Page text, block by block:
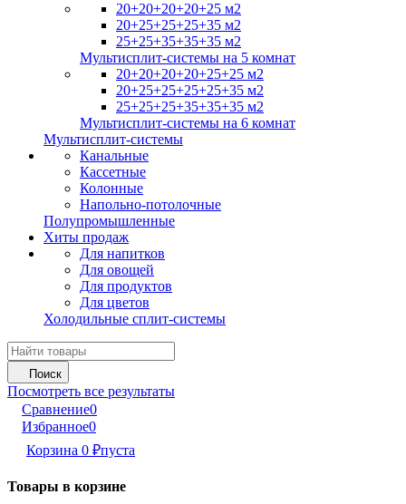
20+20+20+20+25 м2
20+25+25+25+35 м2
25+25+35+35+35 м2
Мультисплит-системы на 5 комнат
20+20+20+20+25+25 м2
20+25+25+25+25+35 м2
25+25+25+35+35+35 м2
Мультисплит-системы на 6 комнат
Мультисплит-системы
Канальные
Кассетные
Колонные
Напольно-потолочные
Полупромышленные
Хиты продаж
Для напитков
Для овощей
Для продуктов
Для цветов
Холодильные сплит-системы
Поиск
Посмотреть все результаты
Сравнение0
Избранное0
Корзина 0 ₽пуста
Товары в корзине